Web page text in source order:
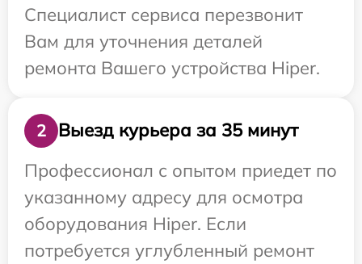
Специалист сервиса перезвонит
Вам для уточнения деталей
ремонта Вашего устройства Hiper.
2
Выезд курьера за 35 минут
Профессионал с опытом приедет по
указанному адресу для осмотра
оборудования Hiper. Если
потребуется углубленный ремонт